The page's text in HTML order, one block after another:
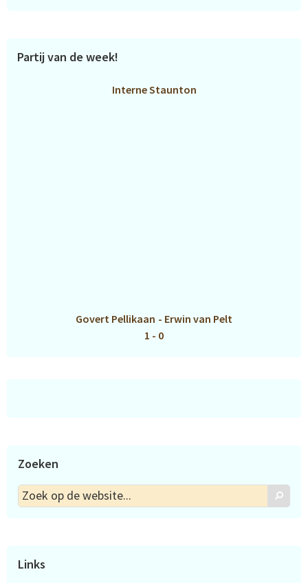
Partij van de week!
Interne Staunton
Govert Pellikaan - Erwin van Pelt
1 - 0
Zoeken
Zoek
op
Zoek
Links